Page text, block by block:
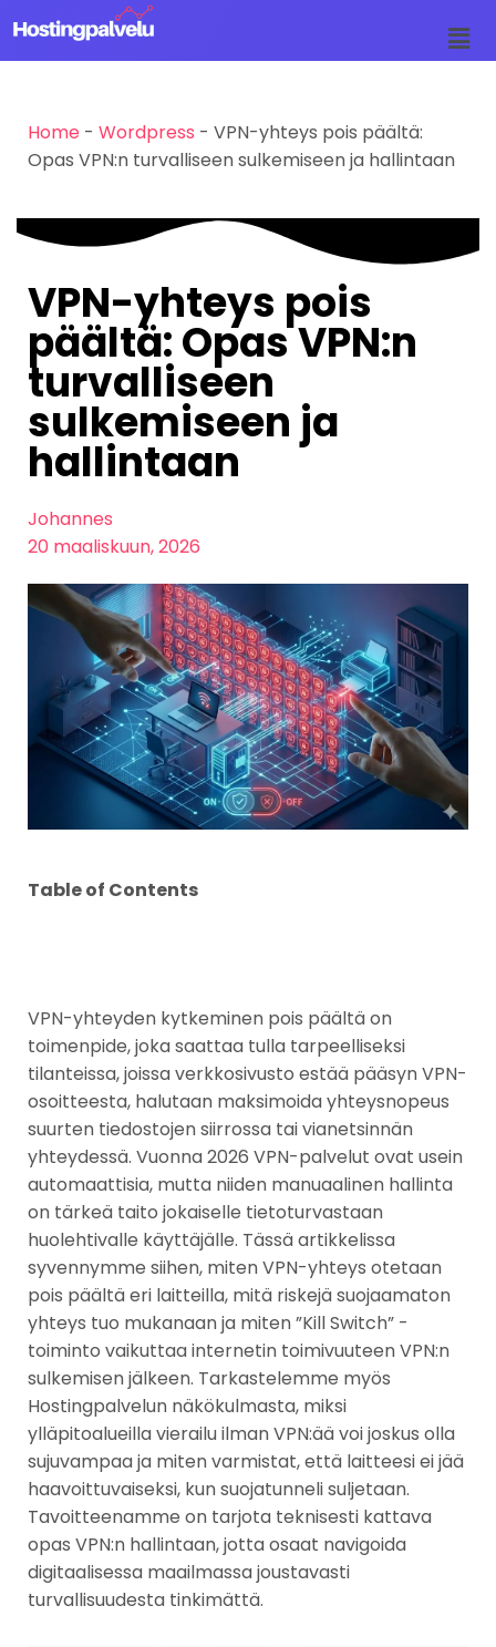
Siirry
Home - Wordpress - VPN-yhteys pois päältä:
Opas VPN:n turvalliseen sulkemiseen ja hallintaan
VPN-yhteys pois
päältä: Opas VPN:n
turvalliseen
sulkemiseen ja
hallintaan
Johannes
20 maaliskuun, 2026
Table of Contents
VPN-yhteyden kytkeminen pois päältä on
toimenpide, joka saattaa tulla tarpeelliseksi
tilanteissa, joissa verkkosivusto estää pääsyn VPN-
osoitteesta, halutaan maksimoida yhteysnopeus
suurten tiedostojen siirrossa tai vianetsinnän
yhteydessä. Vuonna 2026 VPN-palvelut ovat usein
automaattisia, mutta niiden manuaalinen hallinta
on tärkeä taito jokaiselle tietoturvastaan
huolehtivalle käyttäjälle. Tässä artikkelissa
syvennymme siihen, miten VPN-yhteys otetaan
pois päältä eri laitteilla, mitä riskejä suojaamaton
yhteys tuo mukanaan ja miten ”Kill Switch” -
toiminto vaikuttaa internetin toimivuuteen VPN:n
sulkemisen jälkeen. Tarkastelemme myös
Hostingpalvelun näkökulmasta, miksi
ylläpitoalueilla vierailu ilman VPN:ää voi joskus olla
sujuvampaa ja miten varmistat, että laitteesi ei jää
haavoittuvaiseksi, kun suojatunneli suljetaan.
Tavoitteenamme on tarjota teknisesti kattava
opas VPN:n hallintaan, jotta osaat navigoida
digitaalisessa maailmassa joustavasti
turvallisuudesta tinkimättä.